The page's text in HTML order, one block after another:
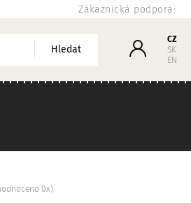
Zákaznická podpora:
Hledat Přihlášení
CZ
SK
EN
0x)